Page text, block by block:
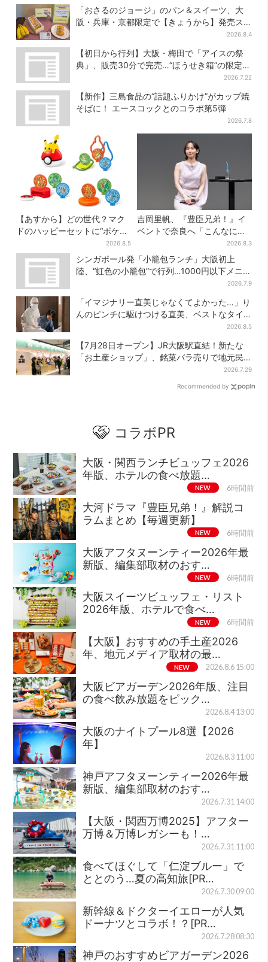
の展示とは？
る”キャンペーンも
「おさるのジョージ」のパン＆スイーツ、大
阪・兵庫・京都限定で【きょうから】発売ス
2026.8.4
【初日から行列】大阪・梅田で「アイスの祭
典」、販売30分で完売…“ほうせき箱”の限定メ
2026.7.22
【新作】三島食品の“話題ふりかけ”がカップ焼
そばに！ エースコックとのコラボ第5弾
2026.7.8
【あすから】どの世代？マク
ドのハッピーセットに“ポケモ
ンおもちゃ”、歴代30匹に「懐
かしい」と喜びの声
2026.8.5
吉岡里帆、『豊臣兄弟！』イ
ベントで奈良へ「こんなに楽
しんでもらえてうれしい」2026.8.3
シンガポール発「小籠包ランチ」大阪初上
陸、“虹色の小籠包”で行列…1000円以下メニ
2026.7.9
「イマジナリー直美じゃなくてよかった…」り
んのピンチに駆けつける直美、ベストなタイ
2026.8.5
【7月28日オープン】JR大阪駅直結！新たな
「お土産ショップ」、銘菓バラ売りで地元民
2026.7.29
Recommended by
コラボPR
大阪・関西ランチビュッフェ2026
年版、ホテルの食べ放題…
NEW 6時間前
大河ドラマ『豊臣兄弟！』解説コ
ラムまとめ【毎週更新】
NEW 6時間前
大阪アフタヌーンティー2026年最
新版、編集部取材のおす…
NEW 6時間前
大阪スイーツビュッフェ・リスト
2026年版、ホテルで食べ…
NEW 6時間前
【大阪】おすすめの手土産2026
年、地元メディア取材の最…
NEW 2026.8.6 15:00
大阪ビアガーデン2026年版、注目
の食べ飲み放題をピック…
2026.8.4 13:00
大阪のナイトプール8選【2026
年】
2026.8.3 11:00
神戸アフタヌーンティー2026年最
新版、編集部取材のおす…
2026.7.31 14:00
【大阪・関西万博2025】アフター
万博＆万博レガシーも！…
2026.7.31 11:00
食べてほぐして「仁淀ブルー」で
ととのう…夏の高知旅[PR…
2026.7.30 09:00
新幹線＆ドクターイエローが人気
ドーナツとコラボ！？[PR…
2026.7.28 08:30
神戸のおすすめビアガーデン2026